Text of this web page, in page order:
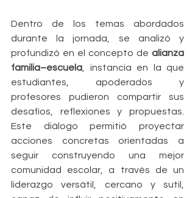
Dentro de los temas abordados
durante la jornada, se analizó y
profundizó en el concepto de alianza
familia–escuela , instancia en la que
estudiantes, apoderados y
profesores pudieron compartir sus
desafíos, reflexiones y propuestas.
Este diálogo permitió proyectar
acciones concretas orientadas a
seguir construyendo una mejor
comunidad escolar, a través de un
liderazgo versátil, cercano y sutil,